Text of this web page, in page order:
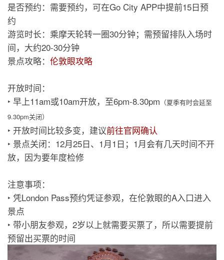
是否预约：需要预约，可在Go City APP中提前15日预
约
游览时长：乘摩天轮转一圈30分钟；需预留排队入场时
间，大约20-30分钟
景点攻略： 伦敦眼攻略
开放时间：
‣ 早上11am或10am开放，至6pm-8.30pm （夏季有时会延至
9.30pm关闭）
‣ 开放时间比较多变，建议前往官网确认
‣ 景点关闭：12月25日、1月1日；1月会有几天时间不开
放，因为要年度检修
注意事项：
‣ 凭London Pass预约凭证参观，在伦敦眼的A入口进入
景点
‣ 带小朋友参观，2岁以上就需要买票了，所以需要提前
预留出买票的时间